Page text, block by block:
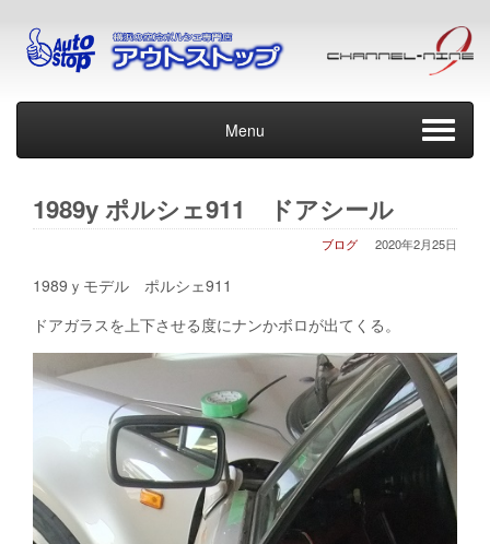
Menu
1989y ポルシェ911 ドアシール
2020年2月25日
ブログ
1989ｙモデル ポルシェ911
ドアガラスを上下させる度にナンかボロが出てくる。